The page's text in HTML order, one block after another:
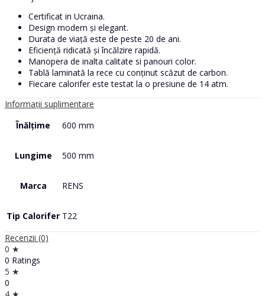
Certificat in Ucraina.
Design modern și elegant.
Durata de viață este de peste 20 de ani.
Eficiență ridicată și încălzire rapidă.
Manopera de inalta calitate si panouri color.
Tablă laminată la rece cu conținut scăzut de carbon.
Fiecare calorifer este testat la o presiune de 14 atm.
Informații suplimentare
Înălțime
600 mm
Lungime 500 mm
Marca RENS
Tip Calorifer T22
Recenzii (0)
0 ★
0 Ratings
5 ★
0
4 ★